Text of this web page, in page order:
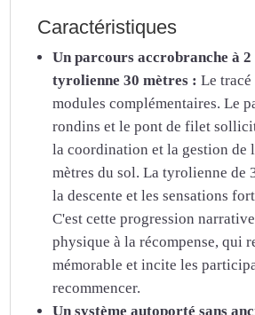
Caractéristiques
Un parcours accrobranche à 2
tyrolienne 30 mètres : Le
modules complémentaires. Le
rondins et le pont de filet
la coordination et la gestion de
mètres du sol. La tyrolienne de
la descente et les sensations
C'est cette progression
physique à la récompense, qui
mémorable et incite les
recommencer.
Un système autoporté sans